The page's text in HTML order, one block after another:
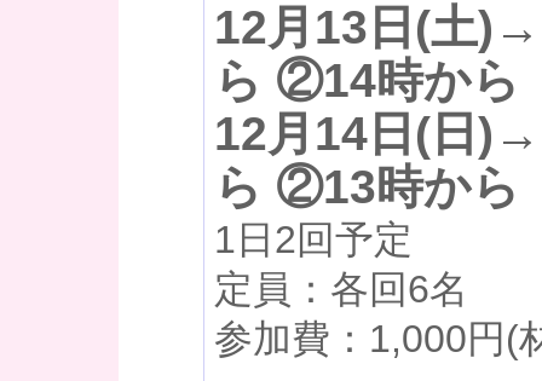
12月13日(土
ら ②14時から
12月14日(日
ら ②13時から
1日2回予定
定員：各回6名
参加費：1,000円(